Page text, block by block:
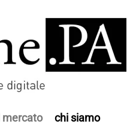
mercato chi siamo